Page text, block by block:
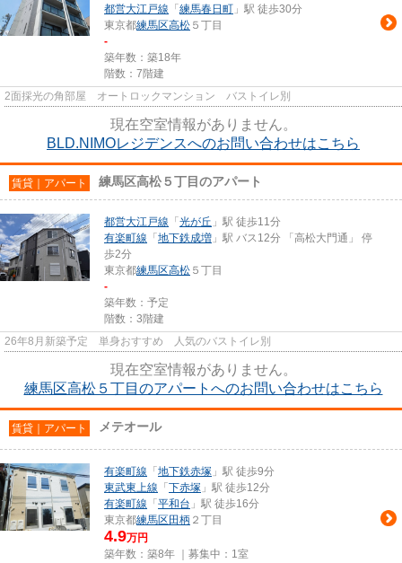
都営大江戸線 「 練馬春日町 」駅 徒歩30分
東京都練馬区高松 ５丁目
-
築年数：築18年
階数：7階建
2面採光の角部屋 オートロックマンション バストイレ別
現在空室情報がありません。
BLD.NIMOレジデンスへのお問い合わせはこちら
賃貸｜アパート 練馬区高松５丁目のアパート
都営大江戸線 「 光が丘 」駅 徒歩11分
有楽町線 「 地下鉄成増 」駅 バス12分 「高松大門通」 停
歩2分
東京都練馬区高松 ５丁目
-
築年数：予定
階数：3階建
26年8月新築予定 単身おすすめ 人気のバストイレ別
現在空室情報がありません。
練馬区高松５丁目のアパートへのお問い合わせはこちら
賃貸｜アパート メテオール
有楽町線 「 地下鉄赤塚 」駅 徒歩9分
東武東上線 「 下赤塚 」駅 徒歩12分
有楽町線 「 平和台 」駅 徒歩16分
東京都練馬区 田柄 ２丁目
4.9万円
築年数：築8年 ｜募集中： 1室